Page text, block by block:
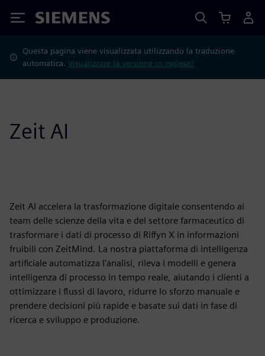
Siemens
Questa pagina viene visualizzata utilizzando la traduzione
automatica.Visualizzare la versione in inglese?
Zeit AI
Zeit AI accelera la trasformazione digitale consentendo ai
team delle scienze della vita e del settore farmaceutico di
trasformare i dati di processo di Riffyn X in informazioni
fruibili con ZeitMind. La nostra piattaforma di intelligenza
artificiale automatizza l'analisi, rileva i modelli e genera
intelligenza di processo in tempo reale, aiutando i clienti a
ottimizzare i flussi di lavoro, ridurre lo sforzo manuale e
prendere decisioni più rapide e basate sui dati in fase di
ricerca e sviluppo e produzione.